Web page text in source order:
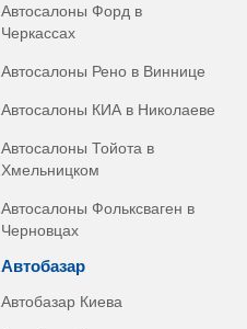
Автосалоны Форд в
Черкассах
Автосалоны Рено в Виннице
Автосалоны КИА в Николаеве
Автосалоны Тойота в
Хмельницком
Автосалоны Фольксваген в
Черновцах
Автобазар
Автобазар Киева